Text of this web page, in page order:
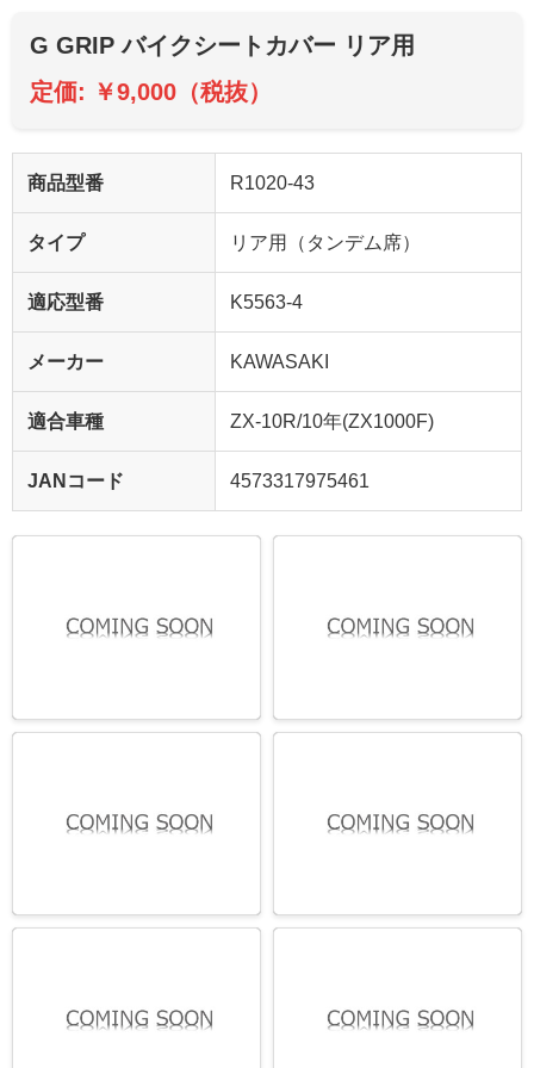
G GRIP バイクシートカバー リア用
定価: ￥9,000（税抜）
商品型番 R1020-43
タイプ リア用（タンデム席）
適応型番 K5563-4
メーカー KAWASAKI
適合車種 ZX-10R/10年(ZX1000F)
JANコード 4573317975461